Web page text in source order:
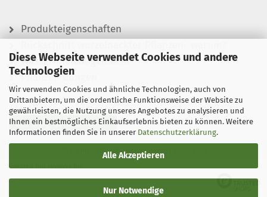
Diese Webseite verwendet Cookies und andere
Technologien
Wir verwenden Cookies und ähnliche Technologien, auch von
Drittanbietern, um die ordentliche Funktionsweise der Website zu
gewährleisten, die Nutzung unseres Angebotes zu analysieren und
Ihnen ein bestmögliches Einkaufserlebnis bieten zu können. Weitere
Informationen finden Sie in unserer Datenschutzerklärung.
Alle Akzeptieren
Nur Notwendige
Produkteigenschaften
Wässern leicht gemacht
Pflanzen düngen
Vertrag widerrufen
Shopping Cart Software by Gambio.com © 2026
Selected top reviews for